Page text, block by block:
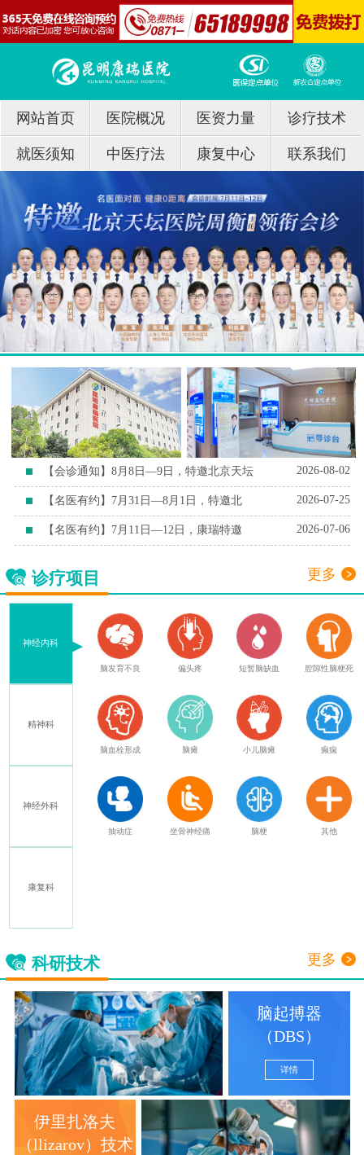
网站首页 医院概况 医资力量 诊疗技术
就医须知 中医疗法 康复中心 联系我们
【会诊通知】8月8日—9日，特邀北京天坛 2026-08-02
【名医有约】7月31日—8月1日，特邀北 2026-07-25
【名医有约】7月11日—12日，康瑞特邀 2026-07-06
诊疗项目 更多
神经内科
精神科
神经外科
康复科
脑发育不良 偏头疼 短暂脑缺血 腔隙性脑梗死
脑血栓形成 脑瘫 小儿脑瘫 癫痫
抽动症 坐骨神经痛 脑梗 其他
科研技术 更多
脑起搏器
（DBS）
详情
伊里扎洛夫
（llizarov）技术